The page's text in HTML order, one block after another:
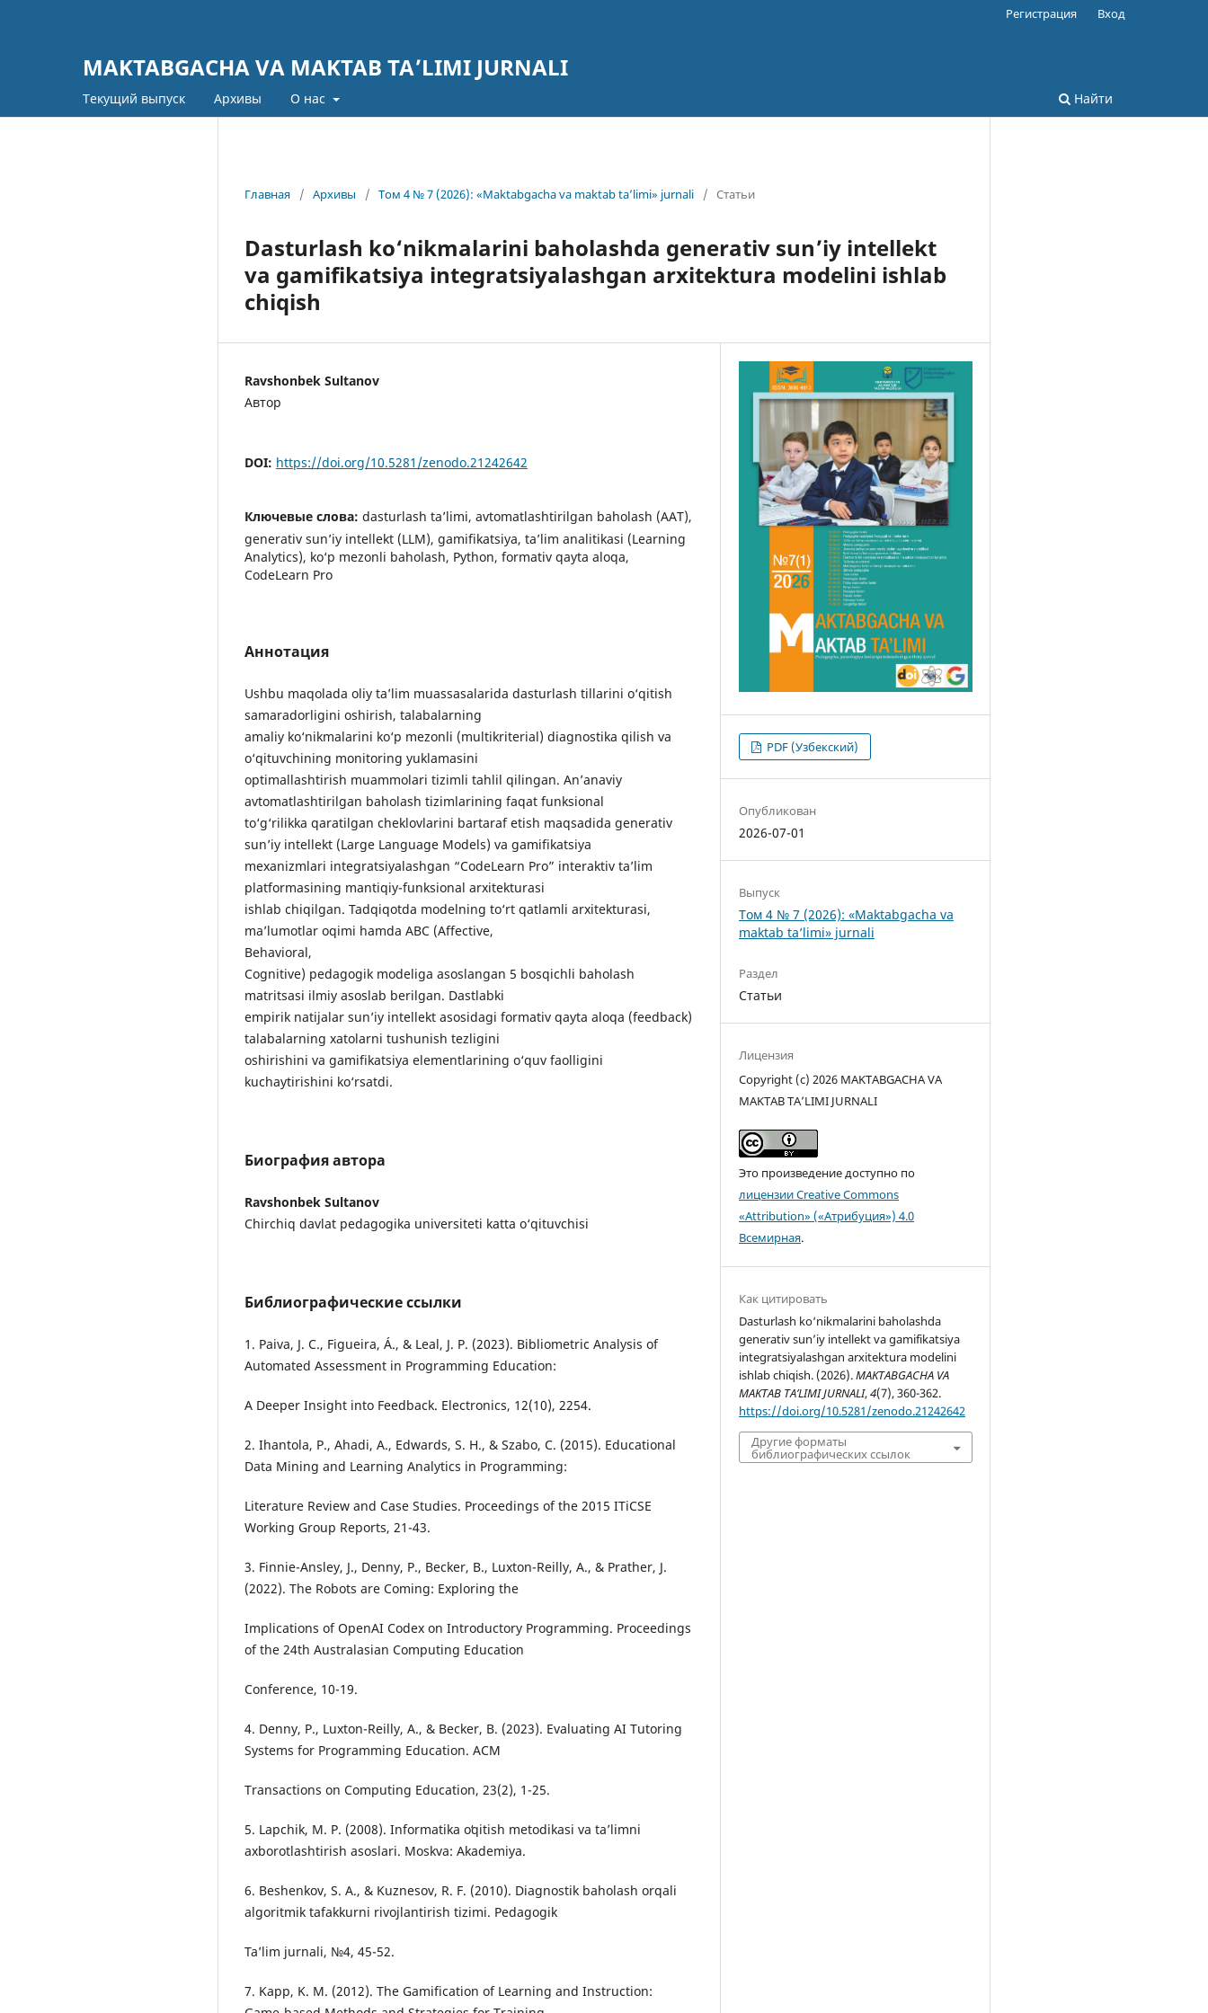
MAKTABGACHA VA MAKTAB TA’LIMI JURNALI
Текущий выпуск Архивы О нас Найти
Регистрация Вход
Главная / Архивы / Том 4 № 7 (2026): «Maktabgacha va maktab ta’limi» jurnali / Статьи
Dasturlash ko‘nikmalarini baholashda generativ sun’iy intellekt
va gamifikatsiya integratsiyalashgan arxitektura modelini ishlab
chiqish
Ravshonbek Sultanov
Автор
DOI: https://doi.org/10.5281/zenodo.21242642
Ключевые слова: dasturlash ta’limi, avtomatlashtirilgan baholash (AAT),
generativ sun’iy intellekt (LLM), gamifikatsiya, ta’lim analitikasi (Learning
Analytics), ko‘p mezonli baholash, Python, formativ qayta aloqa,
CodeLearn Pro
Аннотация
Ushbu maqolada oliy ta’lim muassasalarida dasturlash tillarini o‘qitish
samaradorligini oshirish, talabalarning
amaliy ko‘nikmalarini ko‘p mezonli (multikriterial) diagnostika qilish va
o‘qituvchining monitoring yuklamasini
optimallashtirish muammolari tizimli tahlil qilingan. An’anaviy
avtomatlashtirilgan baholash tizimlarining faqat funksional
to‘g‘rilikka qaratilgan cheklovlarini bartaraf etish maqsadida generativ
sun’iy intellekt (Large Language Models) va gamifikatsiya
mexanizmlari integratsiyalashgan “CodeLearn Pro” interaktiv ta’lim
platformasining mantiqiy-funksional arxitekturasi
ishlab chiqilgan. Tadqiqotda modelning to‘rt qatlamli arxitekturasi,
ma’lumotlar oqimi hamda ABC (Affective,
Behavioral,
Cognitive) pedagogik modeliga asoslangan 5 bosqichli baholash
matritsasi ilmiy asoslab berilgan. Dastlabki
empirik natijalar sun’iy intellekt asosidagi formativ qayta aloqa (feedback)
talabalarning xatolarni tushunish tezligini
oshirishini va gamifikatsiya elementlarining o‘quv faolligini
kuchaytirishini ko‘rsatdi.
Биография автора
Ravshonbek Sultanov
Chirchiq davlat pedagogika universiteti katta o‘qituvchisi
Библиографические ссылки
1. Paiva, J. C., Figueira, Á., & Leal, J. P. (2023). Bibliometric Analysis of
Automated Assessment in Programming Education:
A Deeper Insight into Feedback. Electronics, 12(10), 2254.
2. Ihantola, P., Ahadi, A., Edwards, S. H., & Szabo, C. (2015). Educational
Data Mining and Learning Analytics in Programming:
Literature Review and Case Studies. Proceedings of the 2015 ITiCSE
Working Group Reports, 21-43.
3. Finnie-Ansley, J., Denny, P., Becker, B., Luxton-Reilly, A., & Prather, J.
(2022). The Robots are Coming: Exploring the
Implications of OpenAI Codex on Introductory Programming. Proceedings
of the 24th Australasian Computing Education
Conference, 10-19.
4. Denny, P., Luxton-Reilly, A., & Becker, B. (2023). Evaluating AI Tutoring
Systems for Programming Education. ACM
Transactions on Computing Education, 23(2), 1-25.
5. Lapchik, M. P. (2008). Informatika oʻqitish metodikasi va ta’limni
axborotlashtirish asoslari. Moskva: Akademiya.
6. Beshenkov, S. A., & Kuznesov, R. F. (2010). Diagnostik baholash orqali
algoritmik tafakkurni rivojlantirish tizimi. Pedagogik
Ta’lim jurnali, №4, 45-52.
7. Kapp, K. M. (2012). The Gamification of Learning and Instruction:
PDF (Узбекский)
Опубликован
2026-07-01
Выпуск
Том 4 № 7 (2026): «Maktabgacha va
maktab ta’limi» jurnali
Раздел
Статьи
Лицензия
Copyright (c) 2026 MAKTABGACHA VA
MAKTAB TA’LIMI JURNALI
Это произведение доступно по
лицензии Creative Commons
«Attribution» («Атрибуция») 4.0
Всемирная.
Как цитировать
Dasturlash ko‘nikmalarini baholashda
generativ sun’iy intellekt va gamifikatsiya
integratsiyalashgan arxitektura modelini
ishlab chiqish. (2026).MAKTABGACHA VA
MAKTAB TA’LIMI JURNALI,4(7), 360-362.
https://doi.org/10.5281/zenodo.21242642
Другие форматы
библиографических ссылок